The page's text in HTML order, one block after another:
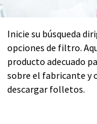
Inicie su búsqueda
opciones de filtro.
producto adecuado
sobre el fabricante y
descargar folletos.